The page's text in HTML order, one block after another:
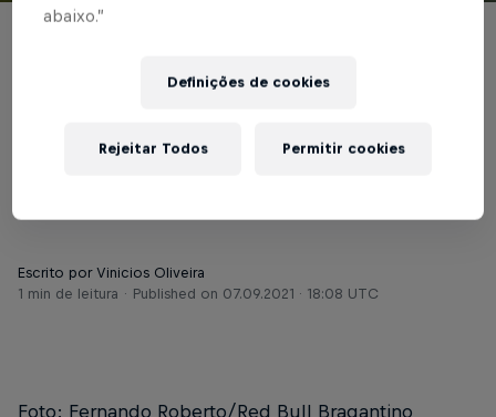
Em Jarinu, Sub-15
perde e Sub-17 goleia
Escrito por Vinicios Oliveira
1 min de leitura
Published on 07.09.2021 · 18:08 UTC
Foto: Fernando Roberto/Red Bull Bragantino
abaixo.”
Definições de cookies
Rejeitar Todos Permitir cookies